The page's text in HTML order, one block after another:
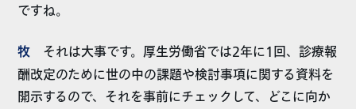
ですね。
牧 それは大事です。厚生労働省では2年に1回、診療報
酬改定のために世の中の課題や検討事項に関する資料を
開示するので、それを事前にチェックして、どこに向か